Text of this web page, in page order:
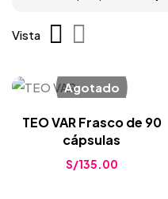
Vista
Agotado
TEO VAR Frasco de 90
cápsulas
S/135.00